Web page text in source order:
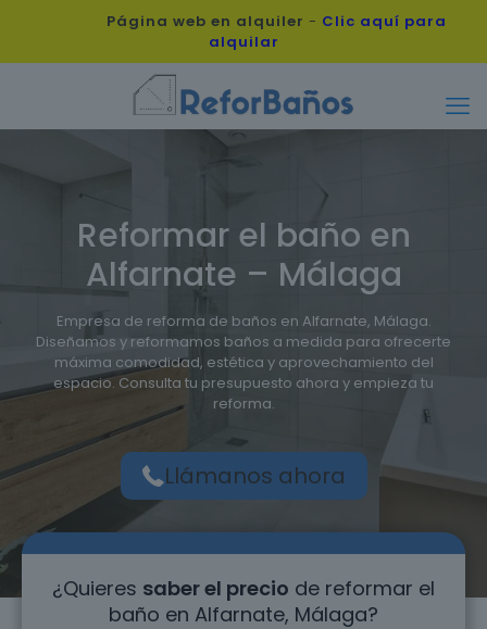
Página web en alquiler - Clic aquí para
alquilar
Reformar el baño en
Alfarnate – Málaga
Empresa de reforma de baños en Alfarnate, Málaga.
Diseñamos y reformamos baños a medida para ofrecerte
máxima comodidad, estética y aprovechamiento del
espacio. Consulta tu presupuesto ahora y empieza tu
reforma.
Llámanos ahora
¿Quieres saber el precio de reformar el
baño en Alfarnate, Málaga?